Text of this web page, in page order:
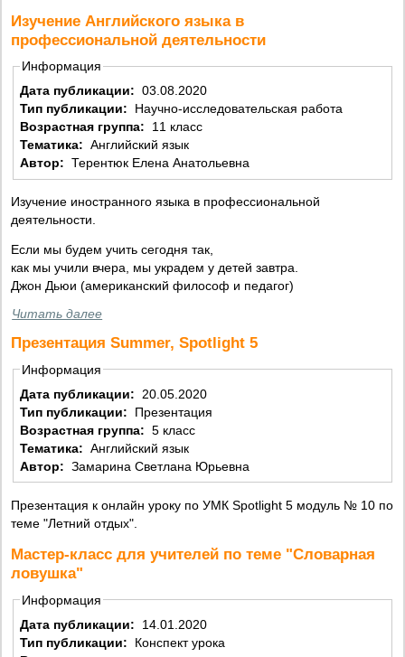
Изучение Английского языка в
профессиональной деятельности
Информация
Дата публикации: 03.08.2020
Тип публикации:
Научно-исследовательская работа
Возрастная группа:
11 класс
Тематика: Английский язык
Автор: Терентюк Елена Анатольевна
Изучение иностранного языка в профессиональной
деятельности.
Если мы будем учить сегодня так,
как мы учили вчера, мы украдем у детей завтра.
Джон Дьюи (американский философ и педагог)
Читать далее
Презентация Summer, Spotlight 5
Информация
Дата публикации:
20.05.2020
Тип публикации:
Презентация
Возрастная группа: 5 класс
Тематика: Английский язык
Автор: Замарина Светлана Юрьевна
Презентация к онлайн уроку по УМК Spotlight 5 модуль № 10 по
теме "Летний отдых".
Мастер-класс для учителей по теме "Словарная
ловушка"
Информация
Дата публикации:
14.01.2020
Тип публикации:
Конспект урока